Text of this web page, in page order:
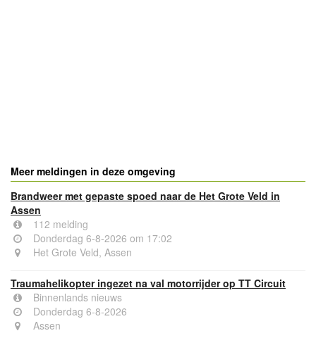
Meer meldingen in deze omgeving
Brandweer met gepaste spoed naar de Het Grote Veld in
Assen
112 melding
Donderdag 6-8-2026 om 17:02
Het Grote Veld, Assen
Traumahelikopter ingezet na val motorrijder op TT Circuit
Binnenlands nieuws
Donderdag 6-8-2026
Assen